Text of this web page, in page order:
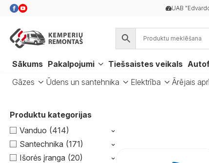
UAB
Sākums Pakalpojumi Tiešsaistes veikals
Gāzes
Ūdens un santehnika Elektrība Ārējais
Produktu kategorijas
Vanduo (414)
⌃
Santechnika (171)
⌃
Išorės įranga (20)
⌃